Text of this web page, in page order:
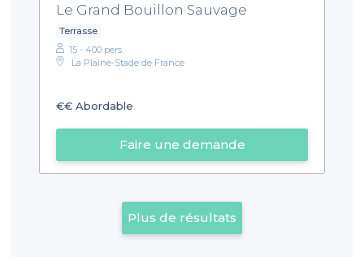
Le Grand Bouillon Sauvage
Terrasse
15 - 400 pers.
La Plaine-Stade de France
€€ Abordable
Faire une demande
Plus de résultats